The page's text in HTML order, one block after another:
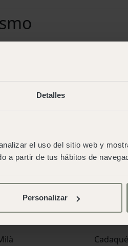
Detalles
el uso del sitio web y
a partir de tus hábitos de
Personalizar
Alojamento